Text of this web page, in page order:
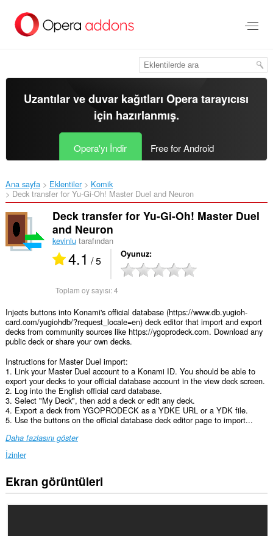
içeriğe
Uzantılar ve duvar kağıtlarıOpera tarayıcısı
için hazırlanmış.
Opera'yı İndir Free for Android
Ana sayfa Eklentiler
Komik
Deck transfer for Yu-Gi-Oh! Master Duel and Neuron‎
Deck transfer for Yu-Gi-Oh! Master Duel
and Neuron
kevinlutarafından
4.1 / 5 Oyunuz
Toplam oy sayısı:4
Injects buttons into Konami's official database (https://www.db.yugioh-
card.com/yugiohdb/?request_locale=en) deck editor that import and export
decks from community sources like https://ygoprodeck.com. Download any
public deck or share your own decks.
Instructions for Master Duel import:
1. Link your Master Duel account to a Konami ID. You should be able to
export your decks to your official database account in the view deck screen.
2. Log into the English official card database.
3. Select "My Deck", then add a deck or edit any deck.
4. Export a deck from YGOPRODECK as a YDKE URL or a YDK file.
5. Use the buttons on the official database deck editor page to import...
Daha fazlasını göster
İzinler
Bu
eklenti,
Ekran görüntüleri